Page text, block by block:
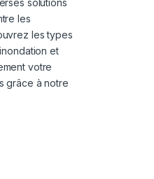
solutions
les
les types
et
votre
grâce à notre